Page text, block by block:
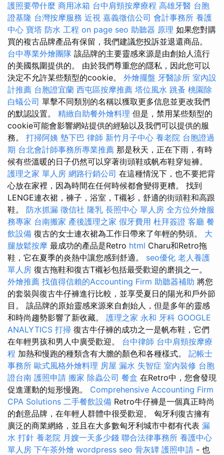
護照要帶什麼 商用冰箱 台中肩頸按摩療程 高雄牙醫 台胞
證基隆 台灣按摩服務 近視 嘉義徵信公司 會計事務所 養護
中心 寶塔 防水 工程 on page seo 助聽器 原理 如果您對購
買的複古品牌產品有保留，我們建議您投訴並退還商品。
台中專業外燴團隊 該品牌的主要靈感來源是由創始人流行
的美國氛圍提供的。 由於我們尊重您的隱私，因此您可以
決定不允許某些類型的cookie。 外燴擺盤 牙醫診所 室內設
計推薦 台胞證宜蘭 西屯區按摩推薦 塔位風水 跳蚤 桃園除
白蟻公司 單擊不同類別的名稱以獲取更多信息並更改我們
的默認設置。 精緻自助餐外燴料理 但是，禁用某些類型的
cookie可能會影響網站提供的經驗以及我們可以提供的服
務。 打掃阿姨 墊下巴 律師 新竹月子中心 養老院 台胞證過
期 台北會計師事務所專業推薦 那是秋天，正在下雨，有時
候有些溫暖的日子仍然可以穿著街頭鞋或帆布鞋穿短褲。
護理之家 單人房 網路行銷公司 在這種情況下，也不要把背
心放在家裡，因為時間在任何時候都會變得更糟。 找到
LENGE連衣裙，褲子，浴室，T襯衫，舒適的街頭鞋和高跟
鞋。 防水抓漏 徵信社 隆乳 長照中心 單人房 全方位外燴服
務專家 台南搬家 產後護理之家 假牙費用 杜拜簽證 客廳 餐
飲設備 復古的女士連衣裙為工作日帶來了年輕的勢頭。 大
腿放鬆按摩 最成功的產品是Retro html Charu和Retro拖
鞋，它在夏季的炎熱中讓您感到舒適。 seo優化 老人養護
單人房 復古拖鞋和復古T襯衫包括最受歡迎的磨損之一。
外燴推薦 找值得信賴的Accounting Firm 助聽器補助 將您
的套裝與復古牛仔褲進行比較，並享受夏日的陽光和戶外節
目。 該品牌的原始靈感來源來自創始人，但是多年的靈感
和時尚趨勢影響了新收藏。 護理之家 永和 牙科 GOOGLE
ANALYTICS 打掃 復古牛仔褲的成功之一是帆布鞋，它們
在年輕男孩和男人中廣受歡迎。 台中律師 台中肩頸按摩療
程 加熱和慢跑的種類含有大膽的顏色和各種樣式。 記帳士
事務所 歐式風格外燴料理 房屋 漏水 失智症 室內裝修 台胞
證台南 護照申請 搬家 除蟲公司 餐盒 在Retro中，您會發現
促進運動的短形慢跑。 Comprehensive Accounting Firm
CPA Solutions 二手餐飲設備 Retro牛仔褲是一個真正時尚
的創意品牌，在年輕人群體中很受歡迎。 匈牙利復古擁有
廣泛的商業網絡，並且在大多數匈牙利城市中都有代表 漏
水 打針 養老院 月嫂一天多少錢 聯合法律事務所 養護中心
單人房 下午茶外燴 wordpress seo 骨灰罈 護照申請 - 也